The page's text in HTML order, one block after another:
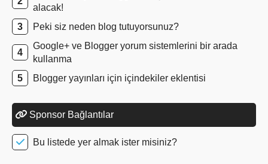
alacak!
Peki siz neden blog tutuyorsunuz?
Google+ ve Blogger yorum sistemlerini bir arada
kullanma
Blogger yayınları için içindekiler eklentisi
Sponsor Bağlantılar
Bu listede yer almak ister misiniz?